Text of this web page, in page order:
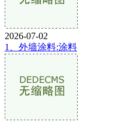
2026-07-02
1、外墙涂料:涂料